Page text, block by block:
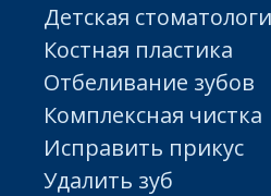
Детская
Костная пластика
Отбеливание зубов
Комплексная чистка
Исправить прикус
Удалить зуб